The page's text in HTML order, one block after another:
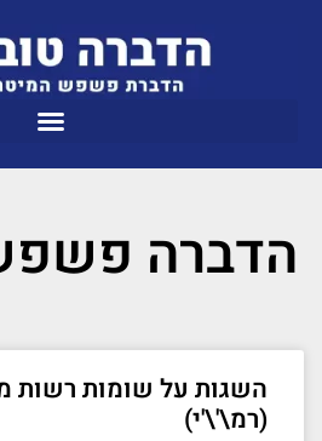
הדברה
השגות על שומות רשות
(רמ\'\'י)